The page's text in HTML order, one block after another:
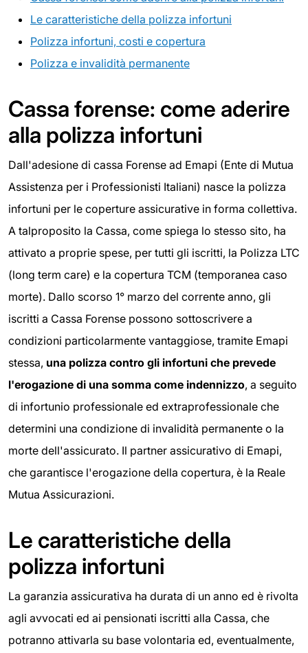
Le caratteristiche della polizza infortuni
Polizza infortuni, costi e copertura
Polizza e invalidità permanente
Cassa forense: come aderire
alla polizza infortuni
Dall'adesione di cassa Forense ad Emapi (Ente di Mutua
Assistenza per i Professionisti Italiani) nasce la polizza
infortuni per le coperture assicurative in forma collettiva.
A talproposito la Cassa, come spiega lo stesso sito, ha
attivato a proprie spese, per tutti gli iscritti, la Polizza LTC
(long term care) e la copertura TCM (temporanea caso
morte). Dallo scorso 1° marzo del corrente anno, gli
iscritti a Cassa Forense possono sottoscrivere a
condizioni particolarmente vantaggiose, tramite Emapi
stessa, una polizza contro gli infortuni che prevede
l'erogazione di una somma come indennizzo, a seguito
di infortunio professionale ed extraprofessionale che
determini una condizione di invalidità permanente o la
morte dell'assicurato. Il partner assicurativo di Emapi,
che garantisce l'erogazione della copertura, è la Reale
Mutua Assicurazioni.
Le caratteristiche della
polizza infortuni
La garanzia assicurativa ha durata di un anno ed è rivolta
agli avvocati ed ai pensionati iscritti alla Cassa, che
potranno attivarla su base volontaria ed, eventualmente,